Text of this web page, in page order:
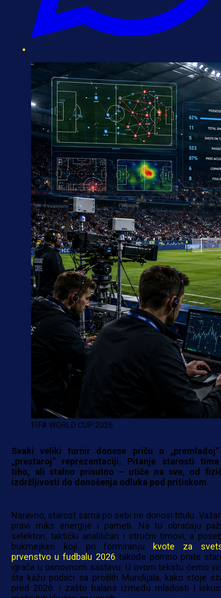
FIFA WORLD CUP 2026
Svaki veliki turnir donese priču o
„prestaroj“ reprezentaciji. Pitanje starosti
tiho, ali stalno prisutno – utiče na sve, od
izdržljivosti do donošenja odluka pod pritiskom.
Naravno, starost sama po sebi ne donosi titulu.
pravi miks energije i pameti. Na to obraćaju
selektori, taktički analitičari i stručni timovi, a
bukmejkeri koji pri formiranju kvote za
prvenstvo u fudbalu 2026 takođe pomno prate
igrača u osnovnom sastavu. U ovom tekstu ćemo
šta kažu podaci sa prošlih Mundijala, kako stoje
pred 2026. i zašto balans između mladosti i